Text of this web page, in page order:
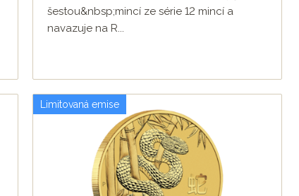
šestou&nbsp;mincí ze série 12 mincí a
navazuje na R...
Limitovaná emise